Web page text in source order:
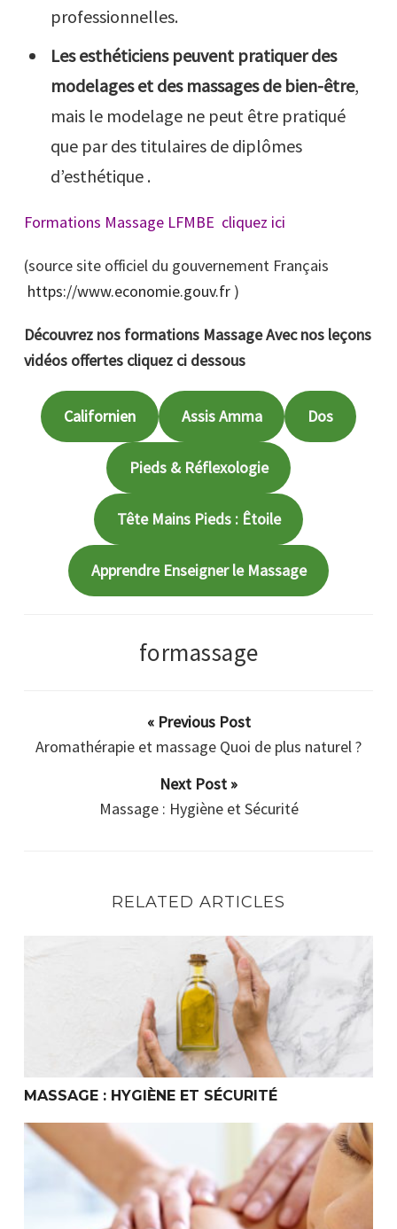
professionnelles.
Les esthéticiens peuvent pratiquer des
modelages et des massages de bien-être,
mais le modelage ne peut être pratiqué
que par des titulaires de diplômes
d’esthétique .
Formations Massage LFMBE cliquez ici
(source site officiel du gouvernement Français
https://www.economie.gouv.fr )
Découvrez nos formations Massage Avec nos leçons
vidéos offertes cliquez ci dessous
Californien Assis Amma Dos
Pieds & Réflexologie
Tête Mains Pieds : Êtoile
Apprendre Enseigner le Massage
formassage
« Previous Post
Aromathérapie et massage Quoi de plus naturel ?
Next Post »
Massage : Hygiène et Sécurité
RELATED ARTICLES
Massage : Hygiène et Sécurité
MASSAGE : HYGIÈNE ET SÉCURITÉ
Comment choisir son école de formation Massage